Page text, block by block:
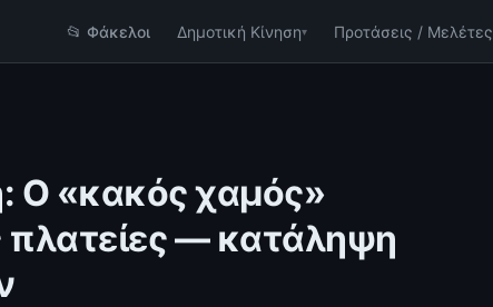
📂 Φάκελοι Δημοτική Κίνηση Προτάσεις / Μελέτες
Ο «κακός χαμός»
πλατείες — κατάληψη